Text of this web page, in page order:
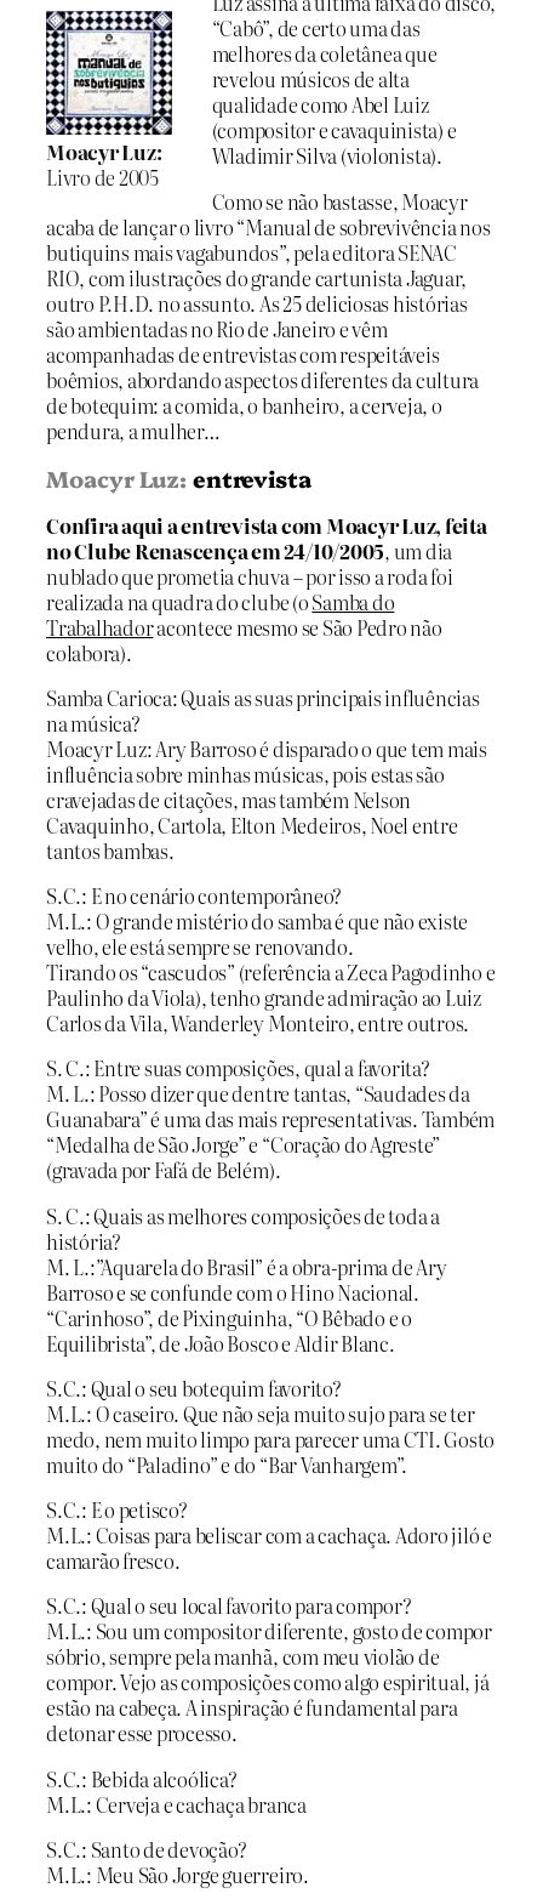
Moacyr Luz:
Livro de 2005
“Cabô”, de certo uma das
melhores da coletânea que
revelou músicos de alta
qualidade como Abel Luiz
(compositor e cavaquinista) e
Wladimir Silva (violonista).
Como se não bastasse, Moacyr
acaba de lançar o livro “Manual de sobrevivência nos
butiquins mais vagabundos”, pela editora SENAC
RIO, com ilustrações do grande cartunista Jaguar,
outro P.H.D. no assunto. As 25 deliciosas histórias
são ambientadas no Rio de Janeiro e vêm
acompanhadas de entrevistas com respeitáveis
boêmios, abordando aspectos diferentes da cultura
de botequim: a comida, o banheiro, a cerveja, o
pendura, a mulher…
Moacyr Luz: entrevista
Confira aqui a entrevista com Moacyr Luz, feita
no Clube Renascença em 24/10/2005, um dia
nublado que prometia chuva – por isso a roda foi
realizada na quadra do clube (oSamba do
Trabalhadoracontece mesmo se São Pedro não
colabora).
Samba Carioca: Quais as suas principais influências
na música?
Moacyr Luz: Ary Barroso é disparado o que tem mais
influência sobre minhas músicas, pois estas são
cravejadas de citações, mas também Nelson
Cavaquinho, Cartola, Elton Medeiros, Noel entre
tantos bambas.
S.C.: E no cenário contemporâneo?
M.L.: O grande mistério do samba é que não existe
velho, ele está sempre se renovando.
Tirando os “cascudos” (referência a Zeca Pagodinho e
Paulinho da Viola), tenho grande admiração ao Luiz
Carlos da Vila, Wanderley Monteiro, entre outros.
S. C.: Entre suas composições, qual a favorita?
M. L.: Posso dizer que dentre tantas, “Saudades da
Guanabara” é uma das mais representativas. Também
“Medalha de São Jorge” e “Coração do Agreste”
(gravada por Fafá de Belém).
S. C.: Quais as melhores composições de toda a
história?
M. L.:”Aquarela do Brasil” é a obra-prima de Ary
Barroso e se confunde com o Hino Nacional.
“Carinhoso”, de Pixinguinha, “O Bêbado e o
Equilibrista”, de João Bosco e Aldir Blanc.
S.C.: Qual o seu botequim favorito?
M.L.: O caseiro. Que não seja muito sujo para se ter
medo, nem muito limpo para parecer uma CTI. Gosto
muito do “Paladino” e do “Bar Vanhargem”.
S.C.: E o petisco?
M.L.: Coisas para beliscar com a cachaça. Adoro jiló e
camarão fresco.
S.C.: Qual o seu local favorito para compor?
M.L.: Sou um compositor diferente, gosto de compor
sóbrio, sempre pela manhã, com meu violão de
compor. Vejo as composições como algo espiritual, já
estão na cabeça. A inspiração é fundamental para
detonar esse processo.
S.C.: Bebida alcoólica?
M.L.: Cerveja e cachaça branca
S.C.: Santo de devoção?
M.L.: Meu São Jorge guerreiro.